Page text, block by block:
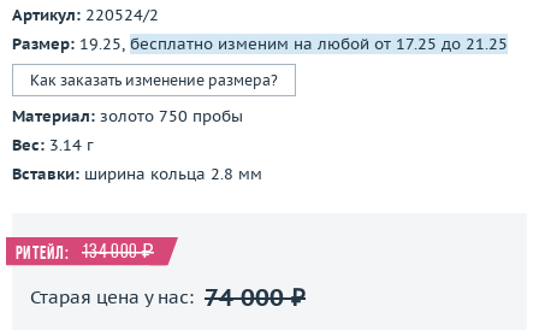
Артикул: 220524/2
Размер: 19.25, бесплатно изменим на любой от 17.25 до 21.25
Как заказать изменение размера?
Материал: золото 750 пробы
Вес: 3.14 г
Вставки: ширина кольца 2.8 мм
Ритейл: 134 000 ₽
Старая цена у нас: 74 000 ₽